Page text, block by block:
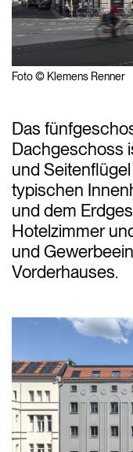
Foto © Klemens Renner
Das
Dachgeschoss
und
typischen
und dem
Hotelzimmer
und
Vorderhauses.